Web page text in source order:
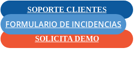
SOPORTE CLIENTES
FORMULARIO DE INCIDENCIAS
SOLICITA DEMO